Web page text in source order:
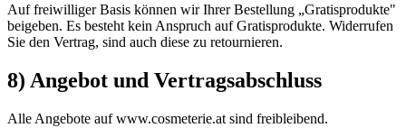
Auf freiwilliger Basis können wir Ihrer Bestellung „Gratisprodukte"
beigeben. Es besteht kein Anspruch auf Gratisprodukte. Widerrufen
Sie den Vertrag, sind auch diese zu retournieren.
8) Angebot und Vertragsabschluss
Alle Angebote auf www.cosmeterie.at sind freibleibend.